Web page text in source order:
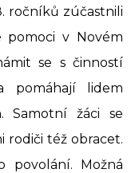
ročníků zúčastnili
pomoci v Novém
se s činností
pomáhají lidem
Samotní žáci se
rodiči též obracet.
povolání. Možná